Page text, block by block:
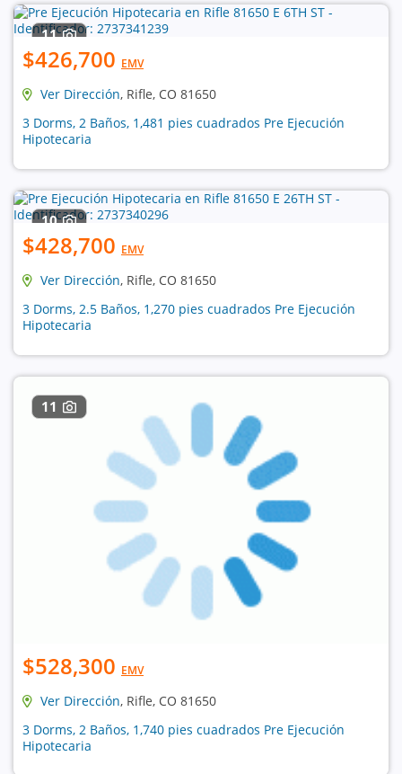
11
$426,700 EMV
Ver Dirección, Rifle, CO 81650
3 Dorms, 2 Baños, 1,481 pies cuadrados Pre Ejecución
Hipotecaria
10
$428,700 EMV
Ver Dirección, Rifle, CO 81650
3 Dorms, 2.5 Baños, 1,270 pies cuadrados Pre Ejecución
Hipotecaria
11
$528,300 EMV
Ver Dirección, Rifle, CO 81650
3 Dorms, 2 Baños, 1,740 pies cuadrados Pre Ejecución
Hipotecaria